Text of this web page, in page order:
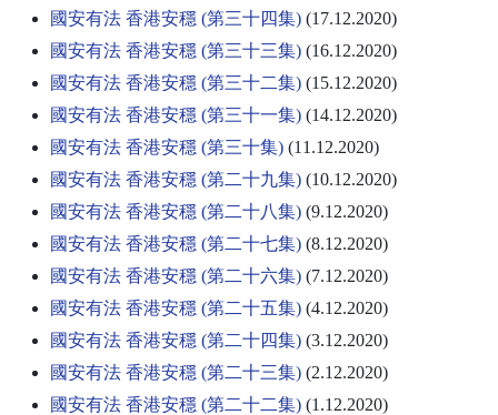
國安有法 香港安穩 (第三十四集) (17.12.2020)
國安有法 香港安穩 (第三十三集) (16.12.2020)
國安有法 香港安穩 (第三十二集) (15.12.2020)
國安有法 香港安穩 (第三十一集) (14.12.2020)
國安有法 香港安穩 (第三十集) (11.12.2020)
國安有法 香港安穩 (第二十九集) (10.12.2020)
國安有法 香港安穩 (第二十八集) (9.12.2020)
國安有法 香港安穩 (第二十七集) (8.12.2020)
國安有法 香港安穩 (第二十六集) (7.12.2020)
國安有法 香港安穩 (第二十五集) (4.12.2020)
國安有法 香港安穩 (第二十四集) (3.12.2020)
國安有法 香港安穩 (第二十三集) (2.12.2020)
國安有法 香港安穩 (第二十二集) (1.12.2020)